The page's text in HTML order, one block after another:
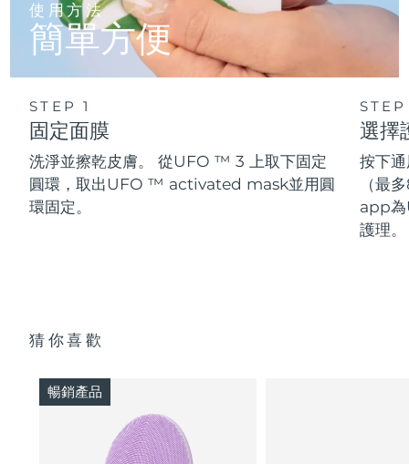
使用方法
簡單方便
STEP 1
固定面膜
洗淨並擦乾皮膚。 從UFO ™ 3 上取下固定
圓環，取出UFO ™ activated mask並用圓
環固定。
選擇
按下
（最
app
護理。
猜你喜歡
暢銷產品